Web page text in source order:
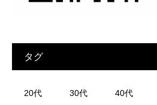
タグ
20代 30代 40代